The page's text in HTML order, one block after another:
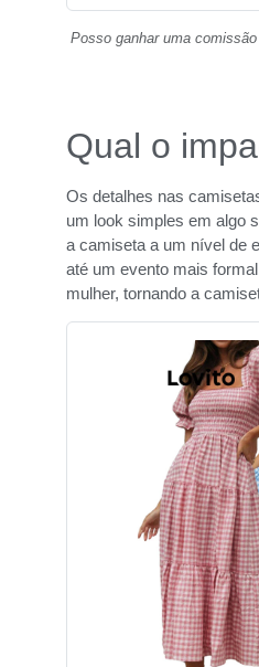
Posso ganhar uma
Qual o
Os detalhes nas
um look simples em algo
a camiseta a um nível de
até um evento mais
mulher, tornando a